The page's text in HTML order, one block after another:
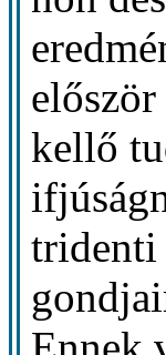
kellő
tridenti